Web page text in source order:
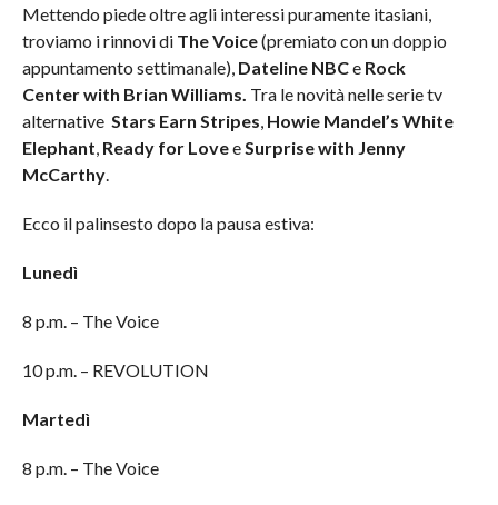
Mettendo piede oltre agli interessi puramente itasiani,
troviamo i rinnovi di The Voice(premiato con un doppio
appuntamento settimanale), Dateline NBCe Rock
Center with Brian Williams. Tra le novità nelle serie tv
alternative Stars Earn Stripes, Howie Mandel’s White
Elephant,Ready for LoveeSurprise with Jenny
McCarthy.
Ecco il palinsesto dopo la pausa estiva:
Lunedì
8 p.m. – The Voice
10 p.m. – REVOLUTION
Martedì
8 p.m. – The Voice